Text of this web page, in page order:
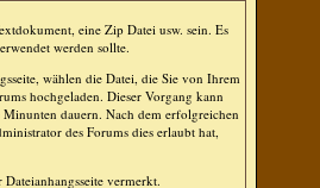
eine Zip Datei usw. sein. Es
werden sollte.
wählen die Datei, die Sie von Ihrem
hochgeladen. Dieser Vorgang kann
dauern. Nach dem erfolgreichen
des Forums dies erlaubt hat,
vermerkt.